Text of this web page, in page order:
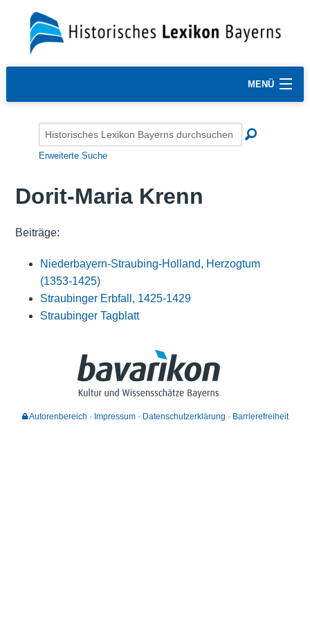
MENÜ
Erweiterte Suche
Dorit-Maria Krenn
Beiträge:
Niederbayern-Straubing-Holland, Herzogtum
(1353-1425)
Straubinger Erbfall, 1425-1429
Straubinger Tagblatt
Autorenbereich Impressum Datenschutzerklärung Barrierefreiheit